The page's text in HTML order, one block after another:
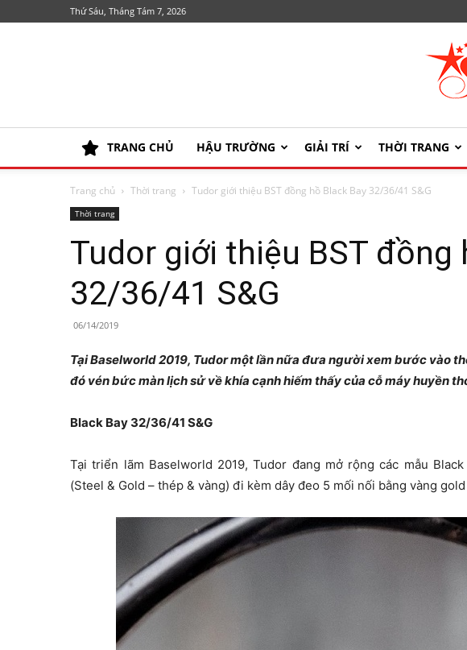
Thứ Sáu, Tháng Tám 7, 2026
TRANG CHỦ HẬU TRƯỜNG GIẢI TRÍ THỜI TRANG
Trang chủ Thời trang Tudor giới thiệu BST đồng hồ Black Bay 32/36/41 S&G
Thời trang
Tudor giới thiệu BST đồng
32/36/41 S&G
06/14/2019
Tại Baselworld 2019, Tudor một lần nữa đưa người xem bước vào
đó vén bức màn lịch sử về khía cạnh hiếm thấy của cỗ máy huyền
Black Bay 32/36/41 S&G
Tại triển lãm Baselworld 2019, Tudor đang mở rộng các mẫu
(Steel & Gold – thép & vàng) đi kèm dây đeo 5 mối nối bằng vàng